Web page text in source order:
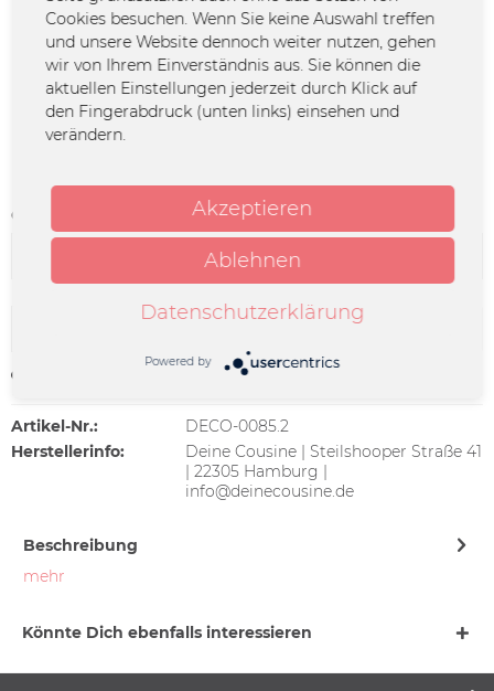
*Solltest du keine Lust mehr auf diese Aktion haben, kannst du Dich
natürlich jederzeit abmelden.
Zur Newsletter-Anmeldung
Größe:
Warenkorb
Artikel-Nr.:
DECO-0085.2
Herstellerinfo:
Deine Cousine | Steilshooper Straße 41
| 22305 Hamburg |
info@deinecousine.de
Beschreibung
mehr
Könnte Dich ebenfalls interessieren
Cookies besuchen. Wenn Sie keine Auswahl treffen
und unsere Website dennoch weiter nutzen, gehen
wir von Ihrem Einverständnis aus. Sie können die
aktuellen Einstellungen jederzeit durch Klick auf
den Fingerabdruck (unten links) einsehen und
verändern.
Akzeptieren
Ablehnen
Datenschutzerklärung
Powered by